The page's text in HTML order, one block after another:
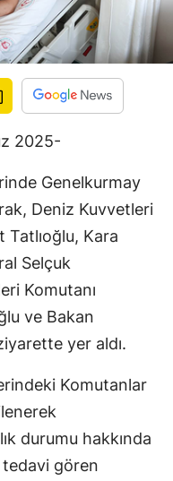
2025-
Genelkurmay
Deniz Kuvvetleri
Tatlıoğlu, Kara
Selçuk
Komutanı
ve Bakan
yer aldı.
Komutanlar
durumu hakkında
tedavi gören